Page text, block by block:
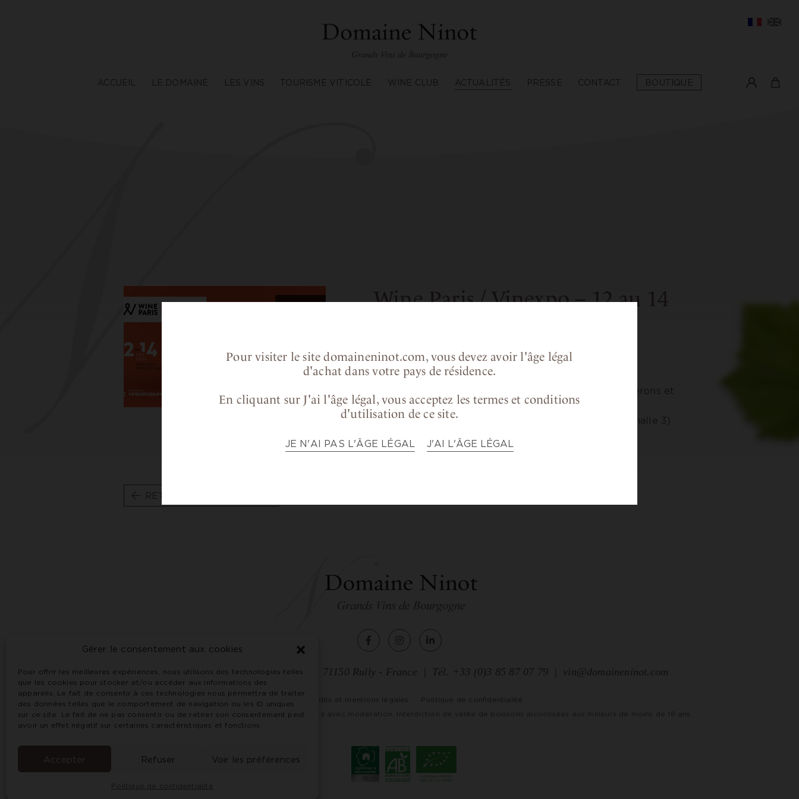
Gérer le consentement aux cookies
Pour offrir les meilleures expériences, nous utilisons des technologies telles
que les cookies pour stocker et/ou accéder aux informations des
appareils. Le fait de consentir à ces technologies nous permettra de traiter
des données telles que le comportement de navigation ou les ID uniques
sur ce site. Le fait de ne pas consentir ou de retirer son consentement peut
avoir un effet négatif sur certaines caractéristiques et fonctions.
Accepter Refuser Voir les préférences
Politique de confidentialité
Pour visiter le site domaineninot.com, vous devez avoir l'âge légal
d'achat dans votre pays de résidence.
En cliquant sur J'ai l'âge légal, vous acceptez les termes et conditions
d'utilisation de ce site.
JE N'AI PAS L'ÂGE LÉGAL J'AI L'ÂGE LÉGAL
ACCUEIL LE DOMAINE LES VINS TOURISME VITICOLE WINE CLUB ACTUALITÉS PRESSE CONTACT BOUTIQUE
Wine Paris / Vinexpo – 12 au 14
Versailles
Nous serons représentés par notre groupement Vignerons et
Patrimoine pour Wine Paris / Vinexpo.
N’hésitez pas à aller à leur rencontre au stand D332 (halle 3)
afin de découvrir notre gamme !
RETOUR AUX ACTUALITÉS
Le Meix Guillaume 2, rue de Chagny 71150 Rully - France Tél. +33 (0)3 85 87 07 79 vin@domaineninot.com
Crédits et mentions légales
Politique de confidentialité
L’abus d'alcool est dangereux pour la santé. Consommez avec modération. Interdiction de vente de boissons alcoolisées aux mineurs de moins de 18 ans.